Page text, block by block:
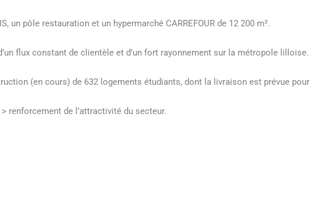
un pôle restauration et un hypermarché CARREFOUR de 12 200 m².
flux constant de clientèle et d’un fort rayonnement sur la métropole lilloise.
(en cours) de 632 logements étudiants, dont la livraison est prévue pour
> renforcement de l’attractivité du secteur.